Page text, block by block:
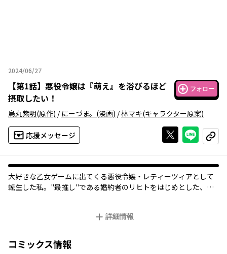
2024/06/27
2024年06月27日
【第1話】 悪役令嬢は『萌え』を浴びるほど
摂取したい！
フォロー
烏丸紫明(原作) / にーづま。 (漫画) /林マキ(キャラクター原案)
応援メッセージ Xで投稿する
ライン
コピー
大好きな乙女ゲームに出てくる悪役令嬢・レティーツィアとして
転生した私。"最推し"である婚約者のリヒトをはじめとした、沢
回避しないといけないことが……!?「第５回カクヨムWeb小説コ
詳細情報
コミックス情報